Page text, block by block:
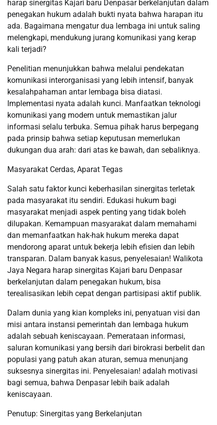
harap sinergitas Kajari baru Denpasar berkelanjutan dalam
penegakan hukum adalah bukti nyata bahwa harapan itu
ada. Bagaimana mengatur dua lembaga ini untuk saling
melengkapi, mendukung jurang komunikasi yang kerap
kali terjadi?
Penelitian menunjukkan bahwa melalui pendekatan
komunikasi interorganisasi yang lebih intensif, banyak
kesalahpahaman antar lembaga bisa diatasi.
Implementasi nyata adalah kunci. Manfaatkan teknologi
komunikasi yang modern untuk memastikan jalur
informasi selalu terbuka. Semua pihak harus berpegang
pada prinsip bahwa setiap keputusan memerlukan
dukungan dua arah: dari atas ke bawah, dan sebaliknya.
Masyarakat Cerdas, Aparat Tegas
Salah satu faktor kunci keberhasilan sinergitas terletak
pada masyarakat itu sendiri. Edukasi hukum bagi
masyarakat menjadi aspek penting yang tidak boleh
dilupakan. Kemampuan masyarakat dalam memahami
dan memanfaatkan hak-hak hukum mereka dapat
mendorong aparat untuk bekerja lebih efisien dan lebih
transparan. Dalam banyak kasus, penyelesaian! Walikota
Jaya Negara harap sinergitas Kajari baru Denpasar
berkelanjutan dalam penegakan hukum, bisa
terealisasikan lebih cepat dengan partisipasi aktif publik.
Dalam dunia yang kian kompleks ini, penyatuan visi dan
misi antara instansi pemerintah dan lembaga hukum
adalah sebuah keniscayaan. Pemerataan informasi,
saluran komunikasi yang bersih dari birokrasi berbelit dan
populasi yang patuh akan aturan, semua menunjang
suksesnya sinergitas ini. Penyelesaian! adalah motivasi
bagi semua, bahwa Denpasar lebih baik adalah
keniscayaan.
Penutup: Sinergitas yang Berkelanjutan